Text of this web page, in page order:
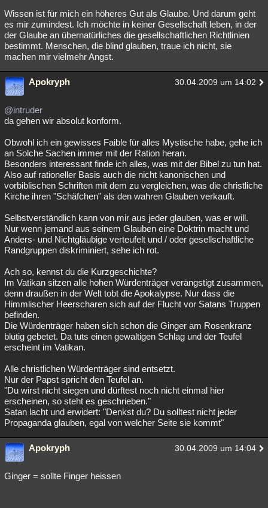
Wissen ist für mich ein höheres Gut als Glaube. Und darum geht
es mir zumindest. Ich möchte in keiner Gesellschaft leben, in der
der Glaube an übernatürliches die gesellschaftlichen Richtlinien
bestimmt. Menschen, die blind glauben, traue ich nicht, sie
machen mir vielmehr Angst.
Apokryph 30.04.2009 um 14:02
@intruder
da gehen wir absolut konform.
Obwohl ich ein gewisses Faible für alles Mystische habe, gehe ich
an Solche Sachen immer mit der Ration heran.
Besonders interessant finde ich alles, was mit der Bibel zu tun hat.
Also auf rationeller Basis auch die nicht kanonischen und
vorbiblischen Schriften mit dem zu vergleichen, was die christliche
Kirche ihren "Schäfchen" als den wahren Glauben verkauft.
Selbstverständlich kann von mir aus jeder glauben, was er will.
Nur wenn jemand aus seinem Glauben eine Doktrin macht und
Anders- und Nichtgläubige verteufelt und / oder gesellschaftliche
Randgruppen diskriminiert, sehe ich rot.
Ach so, kennst du die Kurzgeschichte?
Im Vatikan sitzen alle hohen Würdenträger verängstigt zusammen,
denn draußen in der Welt tobt die Apokalypse. Nur dass die
Himmlischer Heerscharen sich auf der Flucht vor Satans Truppen
befinden.
Die Würdenträger haben sich schon die Ginger am Rosenkranz
blutig gebetet. Da tuts einen gewaltigen Schlag und der Teufel
erscheint im Vatikan.
Alle christlichen Würdenträger sind entsetzt.
Nur der Papst spricht den Teufel an.
"Du wirst nicht siegen und dürftest noch nicht einmal hier
erscheinen, so steht es geschrieben."
Satan lacht und erwidert: "Denkst du? Du solltest nicht jeder
Propaganda glauben, egal von welcher Seite sie kommt"
Apokryph 30.04.2009 um 14:04
Ginger = sollte Finger heissen